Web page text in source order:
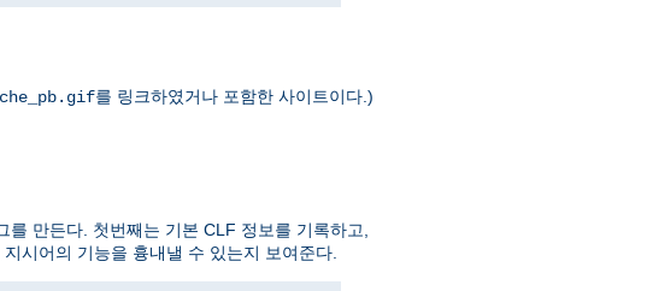
를 링크하였거나 포함한 사이트이다.)
만든다. 첫번째는 기본 CLF 정보를 기록하고,
지시어의 기능을 흉내낼 수 있는지 보여준다.